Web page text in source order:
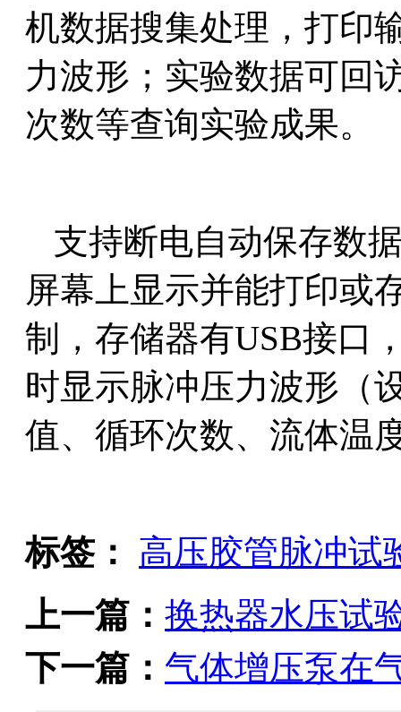
机数据搜集处理，打印
力波形；实验数据可回
次数等查询实验成果。
支持断电自动保存数
屏幕上显示并能打印或
制，存储器有USB接口
时显示脉冲压力波形（
值、循环次数、流体温
标签：
高压胶管脉冲试
上一篇： 换热器水压试
下一篇： 气体增压泵在